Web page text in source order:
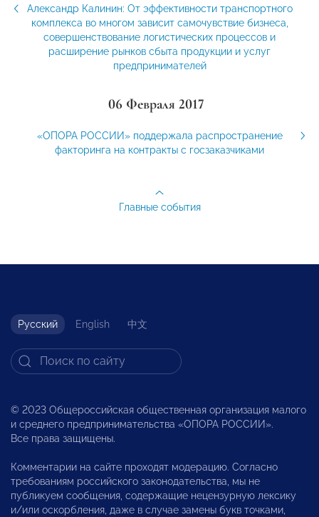
Александр Калинин: От эффективности транспортного
комплекса во многом зависит самочувствие бизнеса,
совершенствование логистических процессов и
расширение рынков сбыта продукции и услуг
предпринимателей
06 Февраля 2017
«ОПОРА РОССИИ» поддержала распространение
факторинга на контракты с госзаказчиками
Главные события
Русский English 中文
© 2023 Общероссийская общественная организация малого
и среднего предпринимательства «ОПОРА РОССИИ».
Все права защищены.
Комментарии на сайте проходят модерацию. Согласно
требованиям российского законодательства, мы не
публикуем сообщения, содержащие нецензурную лексику
и/или оскорбления, даже в случае замены букв точками,